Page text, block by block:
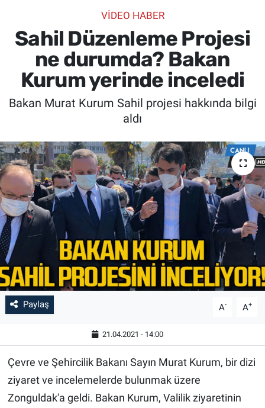
VIDEO HABER
Sahil Düzenleme Projesi
ne durumda? Bakan
Kurum yerinde inceledi
Bakan Murat Kurum Sahil projesi hakkında bilgi
aldı
Paylaş A- A+
21.04.2021 - 14:00
Çevre ve Şehircilik Bakanı Sayın Murat Kurum, bir dizi
ziyaret ve incelemelerde bulunmak üzere
Zonguldak'a geldi. Bakan Kurum, Valilik ziyaretinin
SAĞLIK